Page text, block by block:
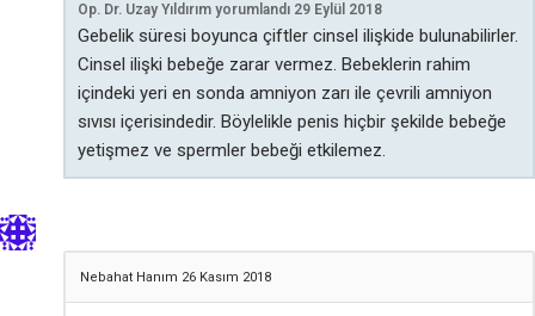
Op. Dr. Uzay Yıldırım yorumlandı 29 Eylül 2018
Gebelik süresi boyunca çiftler cinsel ilişkide bulunabilirler.
Cinsel ilişki bebeğe zarar vermez. Bebeklerin rahim
içindeki yeri en sonda amniyon zarı ile çevrili amniyon
sıvısı içerisindedir. Böylelikle penis hiçbir şekilde bebeğe
yetişmez ve spermler bebeği etkilemez.
Nebahat Hanım 26 Kasım 2018